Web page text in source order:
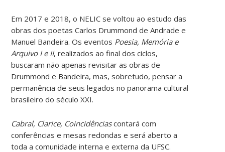
Em 2017 e 2018, o NELIC se voltou ao estudo das
obras dos poetas Carlos Drummond de Andrade e
Manuel Bandeira. Os eventos Poesia, Memória e
Arquivo I e II, realizados ao final dos ciclos,
buscaram não apenas revisitar as obras de
Drummond e Bandeira, mas, sobretudo, pensar a
permanência de seus legados no panorama cultural
brasileiro do século XXI.
Cabral, Clarice, Coincidênciascontará com
conferências e mesas redondas e será aberto a
toda a comunidade interna e externa da UFSC.